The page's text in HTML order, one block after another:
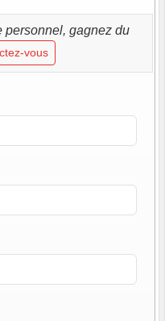
personnel, gagnez du
vous